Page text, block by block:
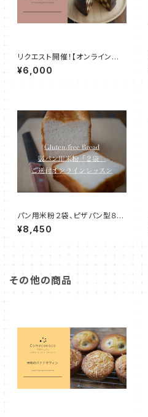
リクエスト開催！【オンライン米
粉お菓子レッスン】米粉のガト
ー・ダミエ＆アマンド・ショコラ
¥6,000
パン用米粉２袋、ピザパン型８個
付き！【オンライン米粉教室】グル
テンフリー米粉パン
¥8,450
その他の商品